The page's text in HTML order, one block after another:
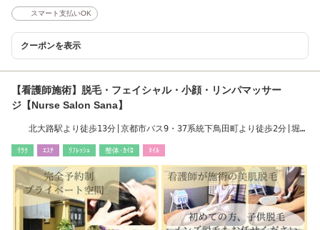
スマート支払いOK
クーポンを表示
【看護師施術】脱毛・フェイシャル・小顔・リンパマッサー
ジ【Nurse Salon Sana】
北大路駅より徒歩13分|京都市バス9・37系統下鳥田町より徒歩2分|堀川
ﾘﾗｸ ｴｽﾃ ﾘﾌﾚｯｼｭ 整体･ｶｲﾛ ﾈｲﾙ